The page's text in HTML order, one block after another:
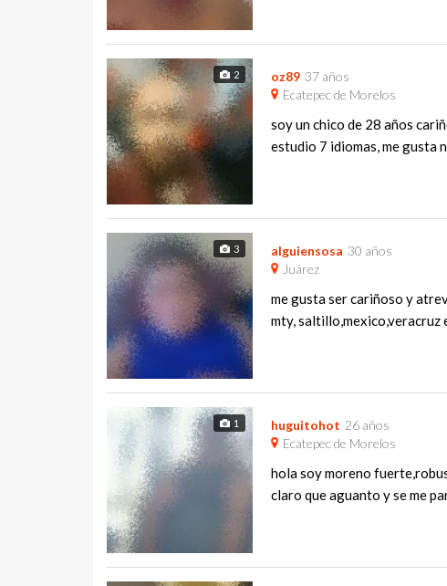
2 oz89 37 años
Ecatepec de Morelos
soy un chico de 28 años
estudio 7 idiomas, me gusta
3 alguiensosa 30 años
Juárez
me gusta ser cariñoso y
mty, saltillo,mexico,veracruz
1 huguitohot 26 años
Ecatepec de Morelos
hola soy moreno
claro que aguanto y se me